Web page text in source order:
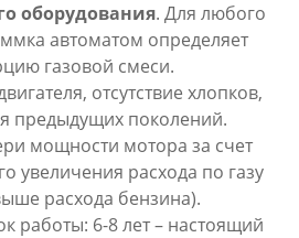
оборудования. Для любого
автоматом определяет
газовой смеси.
отсутствие хлопков,
предыдущих поколений.
мощности мотора за счет
увеличения расхода по газу
расхода бензина).
работы: 6-8 лет – настоящий